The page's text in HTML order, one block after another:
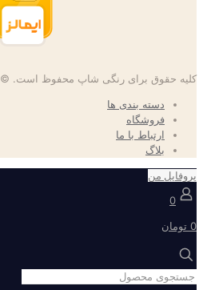
کلیه حقوق برای رنگی شاپ محفوظ است. © 2021
دسته بندی ها
فروشگاه
ارتباط با ما
بلاگ
پروفایل من
0
0 تومان